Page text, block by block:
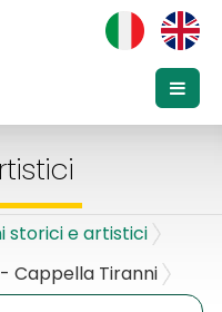
storici e artistici
Cappella Tiranni